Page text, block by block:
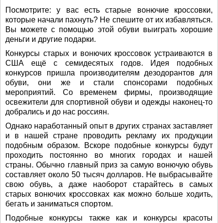
Посмотрите: у вас есть старые вонючие кроссовки,
которые начали пахнуть? Не спешите от их избавляться.
Вы можете с помощью этой обуви выиграть хорошие
деньги и другие подарки.
Конкурсы старых и вонючих кроссовок устраиваются в
США ещё с семидесятых годов. Идея подобных
конкурсов пришла производителям дезодорантов для
обуви, они же и стали спонсорами подобных
мероприятий. Со временем фирмы, производящие
освежители для спортивной обуви и одежды наконец-то
добрались и до нас россиян.
Однако наработанный опыт в других странах заставляет
и в нашей стране проводить рекламу их продукции
подобным образом. Вскоре подобные конкурсы будут
проходить постоянно во многих городах и нашей
страны. Обычно главный приз за самую вонючую обувь
составляет около 50 тысяч долларов. Не выбрасывайте
свою обувь, а даже наоборот старайтесь в самых
старых вонючих кроссовках как можно больше ходить,
бегать и заниматься спортом.
Подобные конкурсы также как и конкурсы красоты